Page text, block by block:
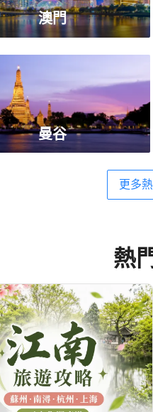
澳門
曼谷
更多
熱